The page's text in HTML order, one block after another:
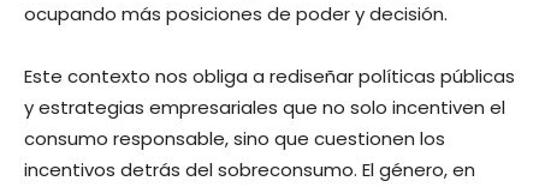
ocupando más posiciones de poder y decisión.
Este contexto nos obliga a rediseñar políticas públicas
y estrategias empresariales que no solo incentiven el
consumo responsable, sino que cuestionen los
incentivos detrás del sobreconsumo. El género, en